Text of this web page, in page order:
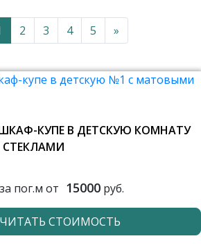
2 3 4 5 »
КУПЕ В ДЕТСКУЮ КОМНАТУ
пог.м от 15000руб.
СТОИМОСТЬ